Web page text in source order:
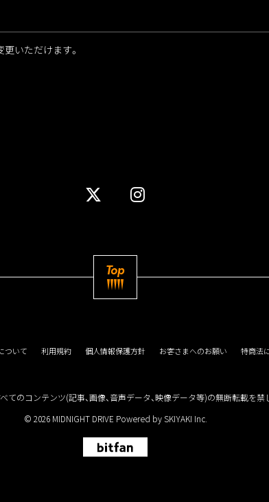
いただけます。
Top
ついて 利用規約 個人情報保護方針 お客さまへのお願い 特商法
てのコンテンツ(記事、画像、音声データ、映像データ等)の無断転載を禁
© 2026 MIDNIGHT DRIVE Powered bySKIYAKI Inc.